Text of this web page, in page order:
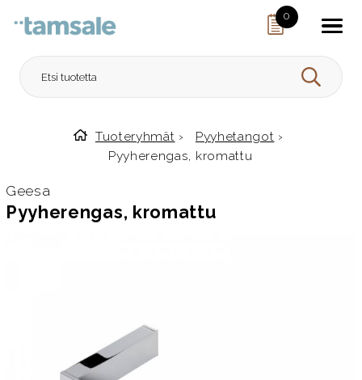
0
HAE
Etusivulle
Tuoteryhmät › Pyyhetangot ›
Pyyherengas, kromattu
Geesa
Pyyherengas, kromattu